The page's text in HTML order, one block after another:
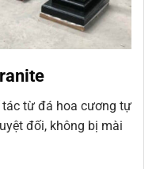
từ đá hoa cương tự
đối, không bị mài